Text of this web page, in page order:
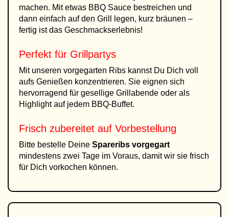
machen. Mit etwas BBQ Sauce bestreichen und
dann einfach auf den Grill legen, kurz bräunen –
fertig ist das Geschmackserlebnis!
Perfekt für Grillpartys
Mit unseren vorgegarten Ribs kannst Du Dich voll
aufs Genießen konzentrieren. Sie eignen sich
hervorragend für gesellige Grillabende oder als
Highlight auf jedem BBQ-Buffet.
Frisch zubereitet auf Vorbestellung
Bitte bestelle Deine Spareribs vorgegart
mindestens zwei Tage im Voraus, damit wir sie frisch
für Dich vorkochen können.